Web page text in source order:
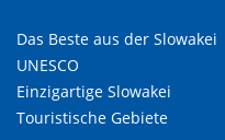
Das Beste aus der Slowakei
UNESCO
Einzigartige Slowakei
Touristische Gebiete